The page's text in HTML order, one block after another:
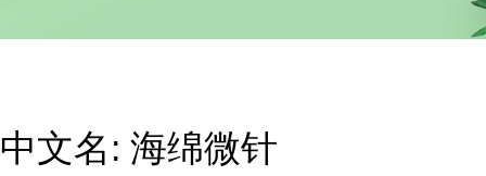
中文名 : 海绵微针